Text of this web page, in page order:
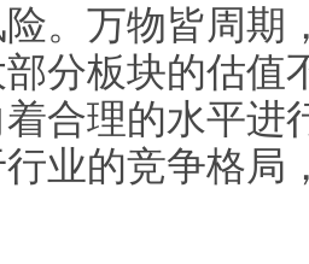
。万物皆周期
分板块的估值
合理的水平进
业的竞争格局